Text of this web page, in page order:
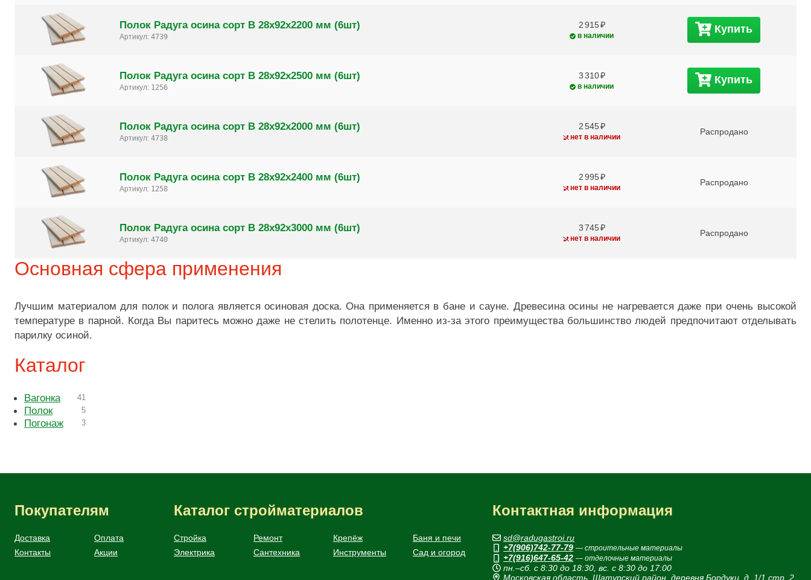
Полок Радуга осина сорт B 28х92х2200 мм (6шт)
Артикул: 4739
2 915
в наличии
Купить
Полок Радуга осина сорт B 28х92х2500 мм (6шт)
Артикул: 1256
3 310
в наличии
Купить
Полок Радуга осина сорт B 28х92х2000 мм (6шт)
Артикул: 4738
2 545
нет в наличии
Распродано
Полок Радуга осина сорт B 28х92х2400 мм (6шт)
Артикул: 1258
2 995
нет в наличии
Распродано
Полок Радуга осина сорт B 28х92х3000 мм (6шт)
Артикул: 4740
3 745
нет в наличии
Распродано
Основная сфера применения
Лучшим материалом для полок и полога является осиновая доска. Она применяется в бане и сауне. Древесина осины не нагревается даже при очень высокой
температуре в парной. Когда Вы паритесь можно даже не стелить полотенце. Именно из-за этого преимущества большинство людей предпочитают отделывать
парилку осиной.
Каталог
Вагонка 41
Полок 5
Погонаж 3
Покупателям
Доставка
Оплата
Контакты
Акции
Каталог стройматериалов
Стройка Ремонт Крепёж
Баня и печи
Электрика
Сантехника Инструменты Сад и огород
Контактная информация
sd@radugastroi.ru
+7(906)742-77-79 — строительные материалы
+7(916)647-65-42 — отделочные материалы
пн.–сб. с 8:30 до 18:30, вс. с 8:30 до 17:00
Московская область, Шатурский район, деревня Бордуки, д. 1/1 стр. 2